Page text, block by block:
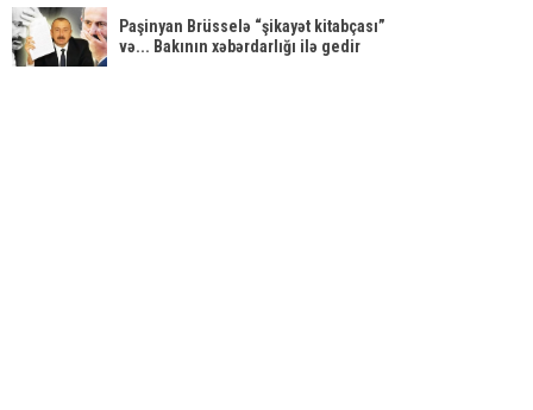
Paşinyan Brüsselə “şikayət kitabçası”
və... Bakının xəbərdarlığı ilə gedir